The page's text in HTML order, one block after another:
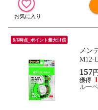
8/6時点_ポイント最大11倍
メン
M12-
157円
1
ルー